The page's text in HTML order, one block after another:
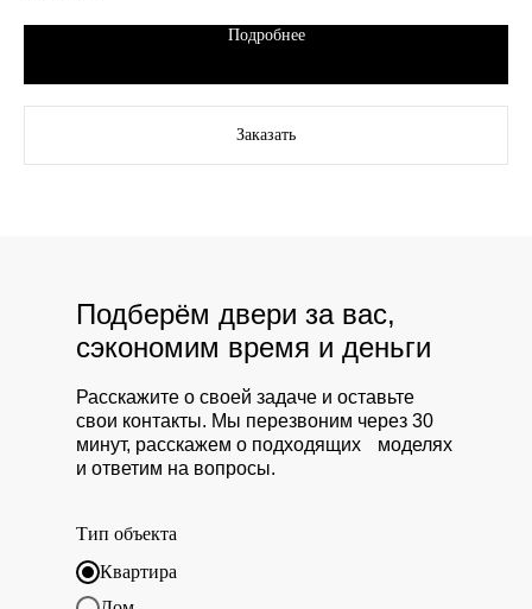
Подробнее
Заказать
Тип объекта
Квартира
Расскажите о своей задаче и оставьте
свои контакты. Мы перезвоним через 30
минут, расскажем о подходящих моделях
и ответим на вопросы.
Подберём двери за вас,
сэкономим время и деньги